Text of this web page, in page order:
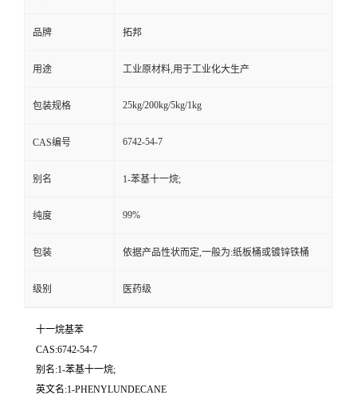
品牌 拓邦
用途 工业原材料,用于工业化大生产
包装规格 25kg/200kg/5kg/1kg
CAS编号 6742-54-7
别名 1-苯基十一烷;
纯度 99%
包装 依据产品性状而定,一般为:纸板桶或镀锌铁桶
级别 医药级
十一烷基苯
CAS:6742-54-7
别名:1-苯基十一烷;
英文名:1-PHENYLUNDECANE